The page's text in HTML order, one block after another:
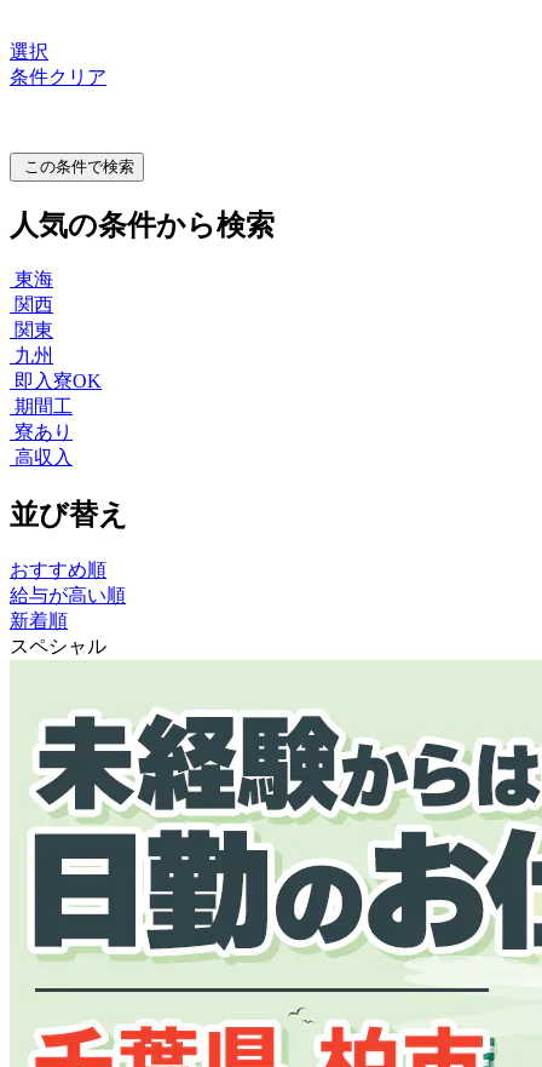
選択
条件クリア
この条件で検索
人気の条件から検索
東海
関西
関東
九州
即入寮OK
期間工
寮あり
高収入
並び替え
おすすめ順
給与が高い順
新着順
スペシャル